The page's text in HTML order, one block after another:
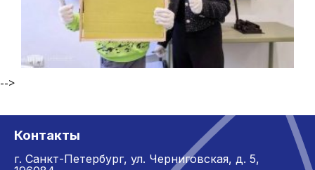
-->
Контакты
г. Санкт-Петербург, ул. Черниговская, д. 5,